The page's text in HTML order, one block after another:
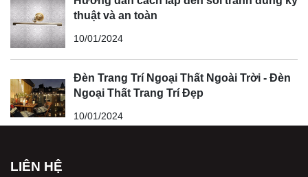
thuật và an toàn
10/01/2024
Đèn Trang Trí Ngoại Thất Ngoài Trời - Đèn
Ngoại Thất Trang Trí Đẹp
10/01/2024
LIÊN HỆ